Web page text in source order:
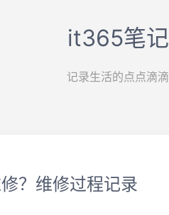
it365笔记
记录生活的点点滴滴
？维修过程记录